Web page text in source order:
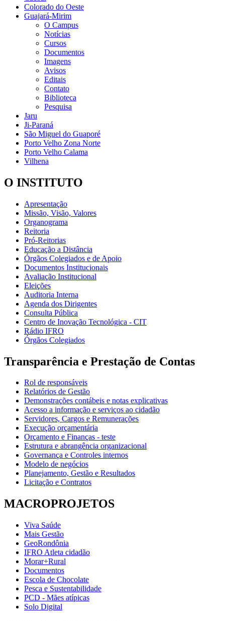
Colorado do Oeste
Guajará-Mirim
O Campus
Notícias
Cursos
Documentos
Imagens
Avisos
Editais
Contato
Biblioteca
Pesquisa
Jaru
Ji-Paraná
São Miguel do Guaporé
Porto Velho Zona Norte
Porto Velho Calama
Vilhena
O INSTITUTO
Apresentação
Missão, Visão, Valores
Organograma
Reitoria
Pró-Reitorias
Educação a Distância
Órgãos Colegiados e de Apoio
Documentos Institucionais
Avaliação Institucional
Eleições
Auditoria Interna
Agenda dos Dirigentes
Consulta Pública
Centro de Inovação Tecnológica - CIT
Rádio IFRO
Órgãos Colegiados
Transparência e Prestação de Contas
Rol de responsáveis
Relatórios de Gestão
Demonstrações contábeis e notas explicativas
Acesso a informação e serviços ao cidadão
Servidores, Cargos e Remunerações
Execução orçamentária
Orçamento e Finanças - teste
Estrutura e abrangência organizacional
Governança e Controles internos
Modelo de negócios
Planejamento, Gestão e Resultados
Licitação e Contratos
MACROPROJETOS
Viva Saúde
Mais Gestão
GeoRondônia
IFRO Atleta cidadão
Morar+Rural
Documentos
Escola de Chocolate
Pesca e Sustentabilidade
PCD - Mães atípicas
Solo Digital